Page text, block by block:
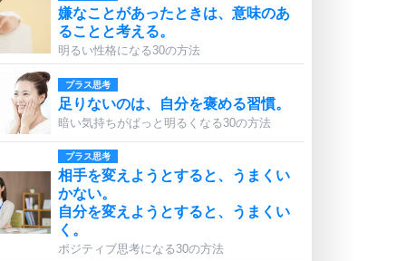
嫌なことがあったときは、意味のあ
ることと考える。
明るい性格になる30の方法
プラス思考
足りないのは、自分を褒める習慣。
暗い気持ちがぱっと明るくなる30の方法
プラス思考
相手を変えようとすると、うまくい
かない。
自分を変えようとすると、うまくい
く。
ポジティブ思考になる30の方法